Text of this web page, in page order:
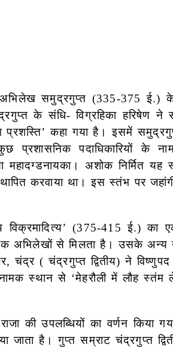
अभिलेख समुद्रगुप्त (335-375 ई.)
के संधि- विग्रहिका हरिषेण ने
प्रशस्ति’ कहा गया है। इसमें
पदाधिकारियों के
महादग्डनायका। अशोक निर्मित
करवाया था। इस स्तंभ पर
विक्रमादित्य’ (375-415 ई.) का
अभिलेखों से मिलता है। उसके अन्य
( चंद्रगुप्त द्वितीय) ने विष्णुपद
स्थान से ‘मेहरौली में लौह
की उपलब्धियों का वर्णन किया
जाता है। गुप्त सम्राट चंद्रगुप्त